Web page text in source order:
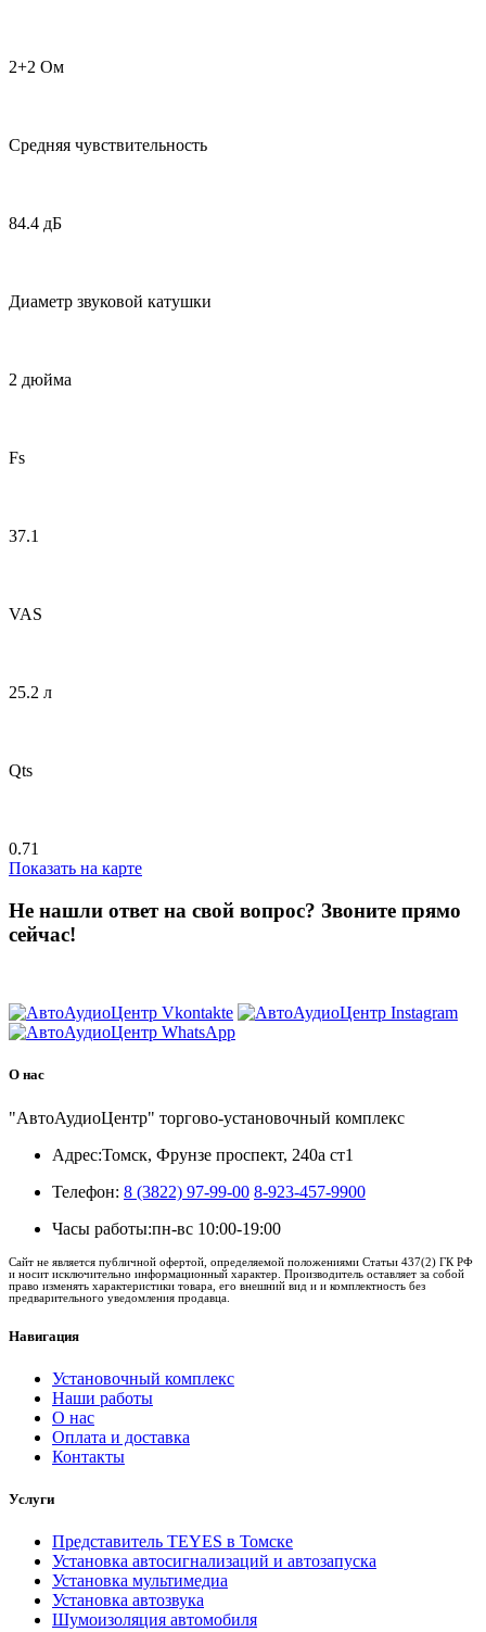
2+2 Ом
Средняя чувствительность
84.4 дБ
Диаметр звуковой катушки
2 дюйма
Fs
37.1
VAS
25.2 л
Qts
0.71
Показать на карте
Не нашли ответ на свой вопрос? Звоните прямо
сейчас!
О нас
"АвтоАудиоЦентр" торгово-установочный комплекс
Адрес:Томск, Фрунзе проспект, 240а ст1
Телефон: 8 (3822) 97-99-00 8-923-457-9900
Часы работы:пн-вс 10:00-19:00
Сайт не является публичной офертой, определяемой положениями Статьи 437(2) ГК РФ
и носит исключительно информационный характер. Производитель оставляет за собой
право изменять характеристики товара, его внешний вид и и комплектность без
предварительного уведомления продавца.
Навигация
Установочный комплекс
Наши работы
О нас
Оплата и доставка
Контакты
Услуги
Представитель TEYES в Томске
Установка автосигнализаций и автозапуска
Установка мультимедиа
Установка автозвука
Шумоизоляция автомобиля